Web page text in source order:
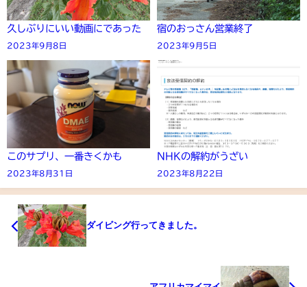
久しぶりにいい動画にであった
2023年9月8日
宿のおっさん営業終了
2023年9月5日
このサプリ、一番きくかも
2023年8月31日
NHKの解約がうざい
2023年8月22日
ダイビング行ってきました。